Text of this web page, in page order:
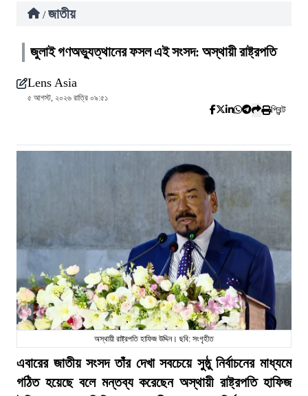
/ জাতীয়
জুলাই গণঅভ্যুত্থানের ফসল এই সংসদ: অস্থায়ী রাষ্ট্রপতি
Lens Asia
৫ আগস্ট, ২০২৬ রাত্রি ০৯:৫১
প্রিন্ট
অস্থায়ী রাষ্ট্রপতি হাফিজ উদ্দিন। ছবি: সংগৃহীত
এবারের জাতীয় সংসদ তাঁর দেখা সবচেয়ে সুষ্ঠু নির্বাচনের মাধ্যমে
গঠিত হয়েছে বলে মন্তব্য করেছেন অস্থায়ী রাষ্ট্রপতি হাফিজ